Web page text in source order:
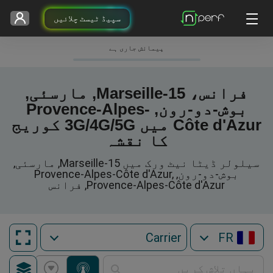
سپیڈ ٹیسٹ چلائیں
پیمائش جاری ہے
فرانس، Marseille-15, مارسئی,
بوش-دو-رون, Provence-Alpes-
Côte d'Azur میں 3G/4G/5G کوریج
کا نقشہ
سیلولر ڈیٹا نیٹ ورک میں Marseille-15, مارسئی,
بوش-دو-رون, Provence-Alpes-Côte d'Azur,
Provence-Alpes-Côte d'Azur, فرانس
FR